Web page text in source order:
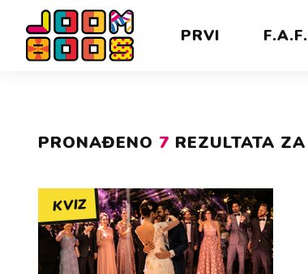
PRVI F.A.F.
PRONAĐENO 7 REZULTATA
KVIZ